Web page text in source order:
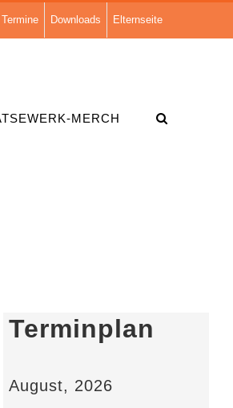
Termine Downloads Elternseite
MERCH
Terminplan
August, 2026